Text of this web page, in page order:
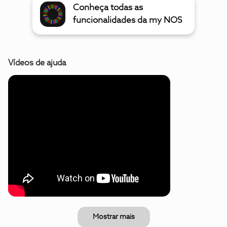
Conheça todas as
funcionalidades da my NOS
Vídeos de ajuda
Mostrar mais